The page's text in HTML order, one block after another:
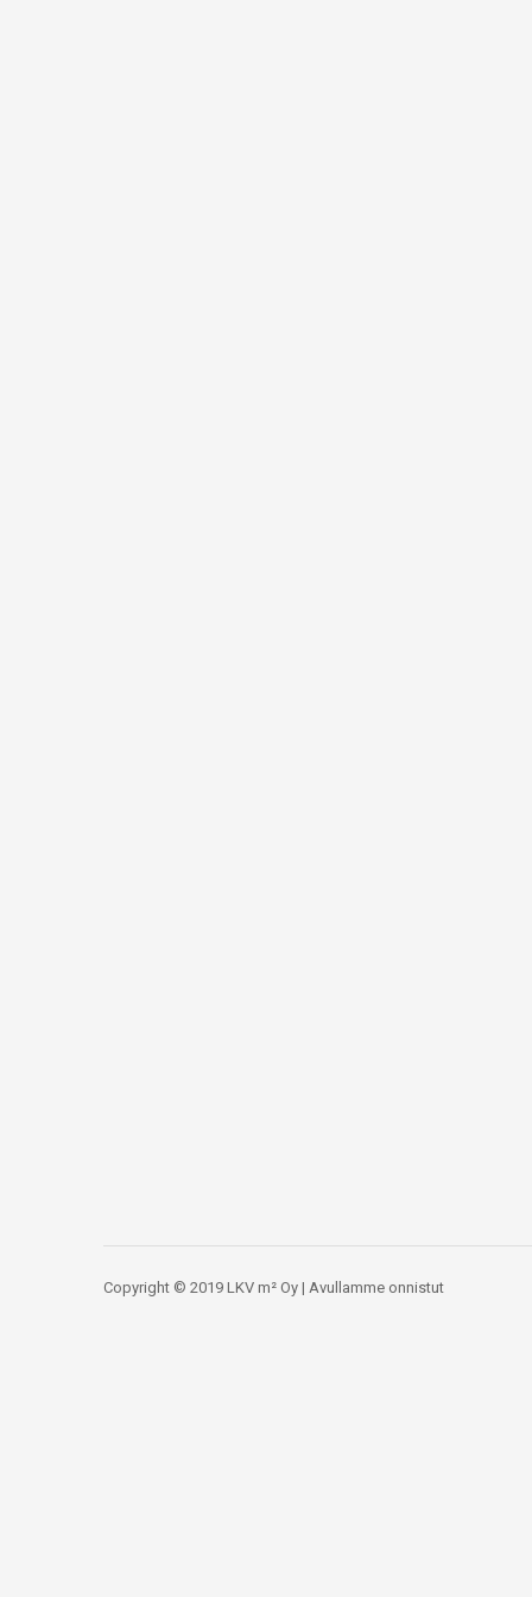
Copyright © 2019 LKV m² Oy | Avullamme onnistut